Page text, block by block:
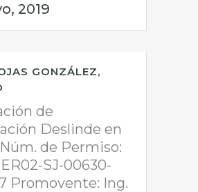
2019
GONZÁLEZ,
de
Deslinde en
de Permiso:
SJ-00630-
Promovente: Ing.